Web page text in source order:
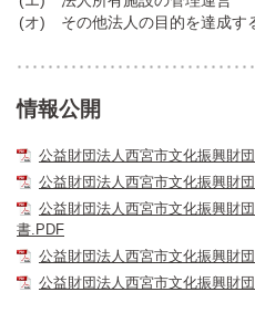
(オ) その他法人の目的を達成す
情報公開
公益財団法人西宮市文化振興財
公益財団法人西宮市文化振興財
公益財団法人西宮市文化振興財
書.PDF
公益財団法人西宮市文化振興財
公益財団法人西宮市文化振興財